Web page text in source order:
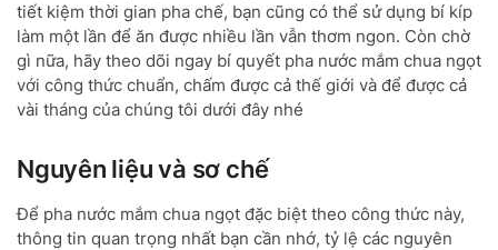
tiết kiệm thời gian pha chế, bạn cũng có thể sử dụng bí kíp
làm một lần để ăn được nhiều lần vẫn thơm ngon. Còn chờ
gì nữa, hãy theo dõi ngay bí quyết pha nước mắm chua ngọt
với công thức chuẩn, chấm được cả thế giới và để được cả
vài tháng của chúng tôi dưới đây nhé
Nguyên liệu và sơ chế
Để pha nước mắm chua ngọt đặc biệt theo công thức này,
thông tin quan trọng nhất bạn cần nhớ, tỷ lệ các nguyên